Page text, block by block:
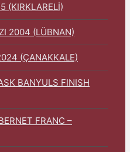
(KIRKLARELİ)
2004 (LÜBNAN)
(ÇANAKKALE)
BANYULS FINISH
FRANC –